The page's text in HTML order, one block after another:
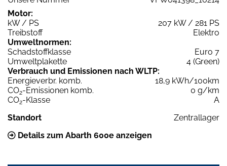
Motor:
kW / PS
207 kW / 281 PS
Treibstoff
Elektro
Umweltnormen:
Schadstoffklasse
Euro 7
Umweltplakette
4 (Green)
Verbrauch und Emissionen nach WLTP:
Energieverbr. komb.
18,9 kWh/100km
CO2-Emissionen komb.
0 g/km
CO2-Klasse
A
Standort
Zentrallager
Details zum Abarth 600e anzeigen